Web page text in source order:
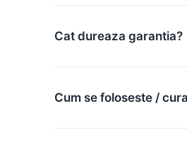
Cat dureaza garantia?
Cum se foloseste /